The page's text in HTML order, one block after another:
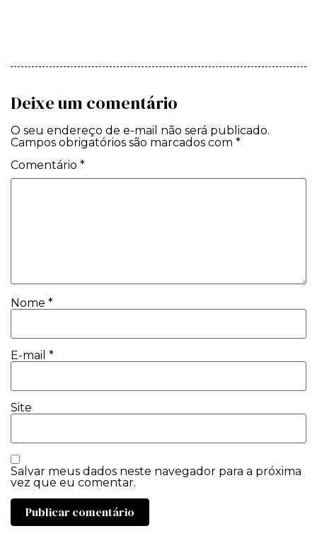
Deixe um comentário
O seu endereço de e-mail não será publicado.
Campos obrigatórios são marcados com *
Comentário *
Nome *
E-mail *
Site
Salvar meus dados neste navegador para a próxima
vez que eu comentar.